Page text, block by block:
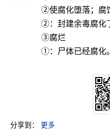
②使腐化堕落；腐
②：封建余毒腐化
③腐烂
①：尸体已经腐化。
分享到： 更多